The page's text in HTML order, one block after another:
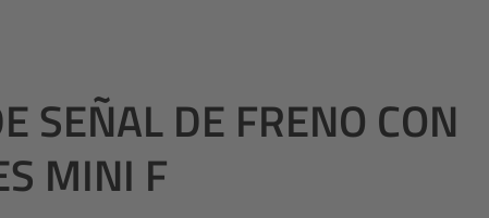
SEÑAL DE FRENO CON
MINI F